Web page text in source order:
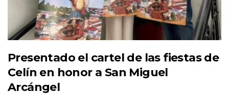
Presentado el cartel de las fiestas de
Celín en honor a San Miguel
Arcángel